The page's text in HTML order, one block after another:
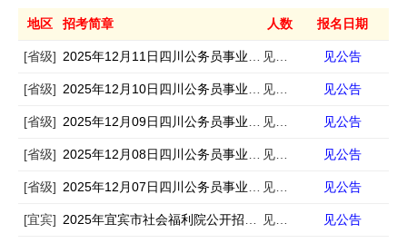
地区 招考简章 人数 报名日期
[省级] 见公告
[省级] 见公告
[省级] 见公告
[省级] 见公告
[省级] 见公告
[宜宾] 见公告